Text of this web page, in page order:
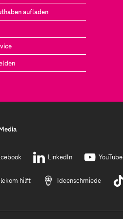
aufladen
LinkedIn YouTube
hilft Ideenschmiede